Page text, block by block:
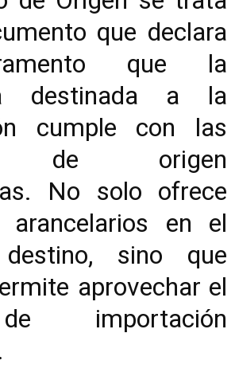
que declara
que la
destinada a la
cumple con las
de origen
No solo ofrece
arancelarios en el
sino que
aprovechar el
importación